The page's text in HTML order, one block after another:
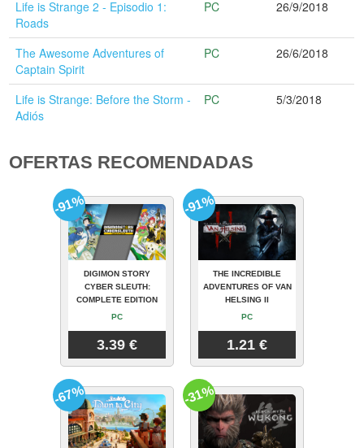
Life is Strange 2 - Episodio 1:
Roads
PC 26/9/2018
The Awesome Adventures of
Captain Spirit
PC 26/6/2018
Life is Strange: Before the Storm -
Adiós
PC 5/3/2018
OFERTAS RECOMENDADAS
DIGIMON STORY
CYBER SLEUTH:
COMPLETE EDITION
PC
3.39 €
-91%
THE INCREDIBLE
ADVENTURES OF VAN
HELSING II
PC
1.21 €
-91%
-67% -31%